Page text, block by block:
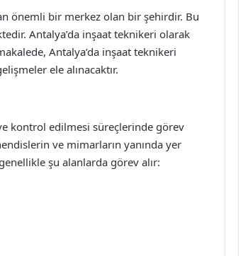
önemli bir merkez olan bir şehirdir. Bu
Antalya’da inşaat teknikeri olarak
Antalya’da inşaat teknikeri
ele alınacaktır.
kontrol edilmesi süreçlerinde görev
ve mimarların yanında yer
şu alanlarda görev alır: